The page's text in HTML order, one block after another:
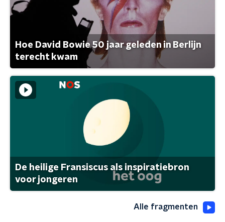
Hoe David Bowie 50 jaar geleden in Berlijn
terecht kwam
De heilige Fransiscus als inspiratiebron
voor jongeren
Alle fragmenten